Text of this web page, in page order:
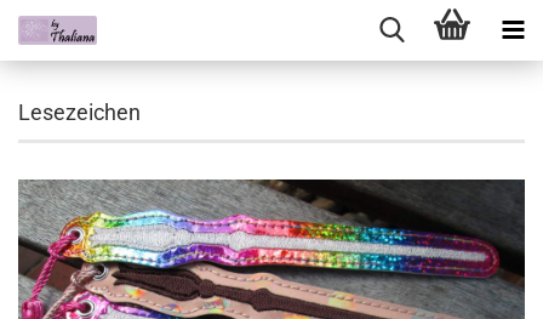
Lesezeichen